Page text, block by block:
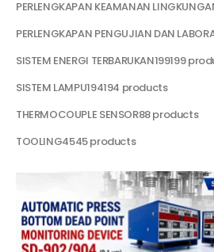
PERLENGKAPAN KEAMANAN
PERLENGKAPAN PENGUJIAN DAN
SISTEM ENERGI TERBARUKAN199199
SISTEM LAMPU194194 products
THERMOCOUPLE SENSOR88 products
TOOLING4545 products